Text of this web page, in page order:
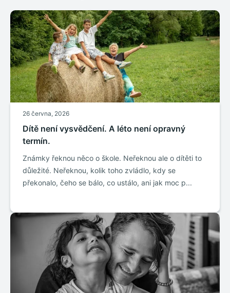
26 června, 2026
Dítě není vysvědčení. A léto není opravný
termín.
Známky řeknou něco o škole. Neřeknou ale o dítěti to
důležité. Neřeknou, kolik toho zvládlo, kdy se
překonalo, čeho se bálo, co ustálo, ani jak moc p...